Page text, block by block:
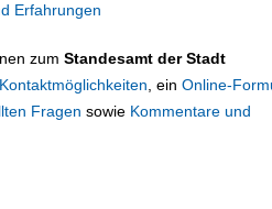
Erfahrungen
zum Standesamt der Stadt
Kontaktmöglichkeiten , ein Online-
Fragen sowie Kommentare und